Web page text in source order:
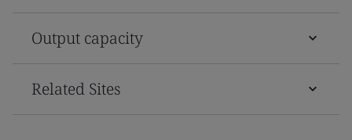
Output capacity
Related Sites